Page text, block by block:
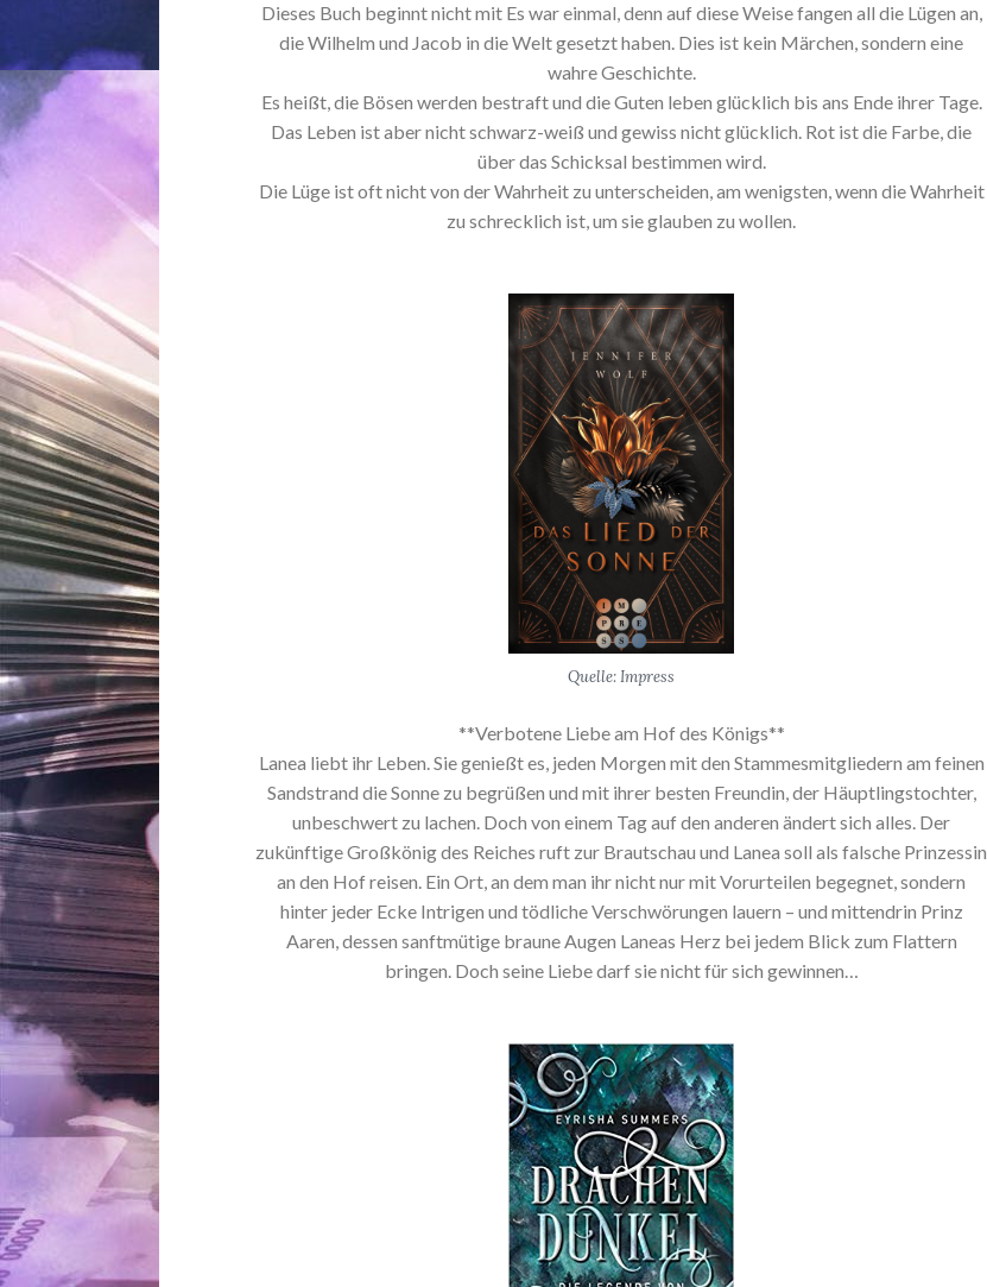
Dieses Buch beginnt nicht mit Es war einmal, denn auf diese Weise fangen all die Lügen an,
die Wilhelm und Jacob in die Welt gesetzt haben. Dies ist kein Märchen, sondern eine
wahre Geschichte.
Es heißt, die Bösen werden bestraft und die Guten leben glücklich bis ans Ende ihrer Tage.
Das Leben ist aber nicht schwarz-weiß und gewiss nicht glücklich. Rot ist die Farbe, die
über das Schicksal bestimmen wird.
Die Lüge ist oft nicht von der Wahrheit zu unterscheiden, am wenigsten, wenn die Wahrheit
zu schrecklich ist, um sie glauben zu wollen.
Quelle: Impress
**Verbotene Liebe am Hof des Königs**
Lanea liebt ihr Leben. Sie genießt es, jeden Morgen mit den Stammesmitgliedern am feinen
Sandstrand die Sonne zu begrüßen und mit ihrer besten Freundin, der Häuptlingstochter,
unbeschwert zu lachen. Doch von einem Tag auf den anderen ändert sich alles. Der
zukünftige Großkönig des Reiches ruft zur Brautschau und Lanea soll als falsche Prinzessin
an den Hof reisen. Ein Ort, an dem man ihr nicht nur mit Vorurteilen begegnet, sondern
hinter jeder Ecke Intrigen und tödliche Verschwörungen lauern – und mittendrin Prinz
Aaren, dessen sanftmütige braune Augen Laneas Herz bei jedem Blick zum Flattern
bringen. Doch seine Liebe darf sie nicht für sich gewinnen…